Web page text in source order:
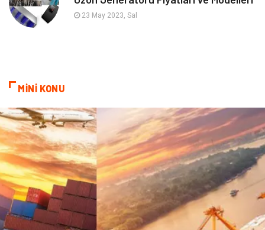
Astroloji
Cam sosyal
Kına Gecesi genel blog
Sigorta Veteriner
kadınlar ve takı sağlık
23 May 2023, Sal
MİNİ KONU